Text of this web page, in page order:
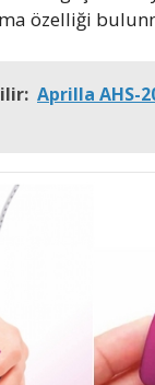
özelliği
Aprilla AHS-